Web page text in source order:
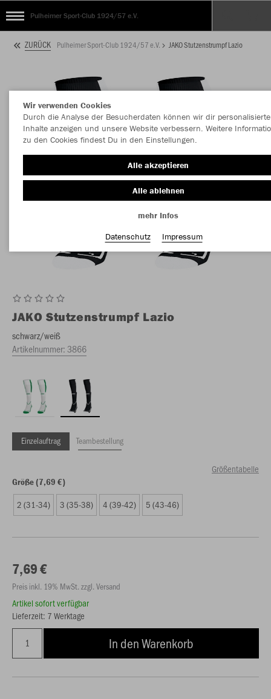
Pulheimer Sport-Club 1924/57 e.V.
ZURÜCK Pulheimer Sport-Club 1924/57 e.V. JAKO Stutzenstrumpf Lazio
JAKO Stutzenstrumpf Lazio
schwarz/weiß
Artikelnummer:3866
Einzelauftrag Teambestellung
Größentabelle
Größe (7,69 €)
2 (31-34) 3 (35-38) 4 (39-42) 5 (43-46)
7,69 €
Preis inkl. 19% MwSt. zzgl. Versand
Artikel sofort verfügbar
Lieferzeit: 7 Werktage
In den Warenkorb
Wir verwenden Cookies
Durch die Analyse der Besucherdaten können wir dir personalisierte
Inhalte anzeigen und unsere Website verbessern. Weitere
zu den Cookies findest Du in den Einstellungen.
Alle akzeptieren
Alle ablehnen
mehr Infos
Datenschutz
Impressum